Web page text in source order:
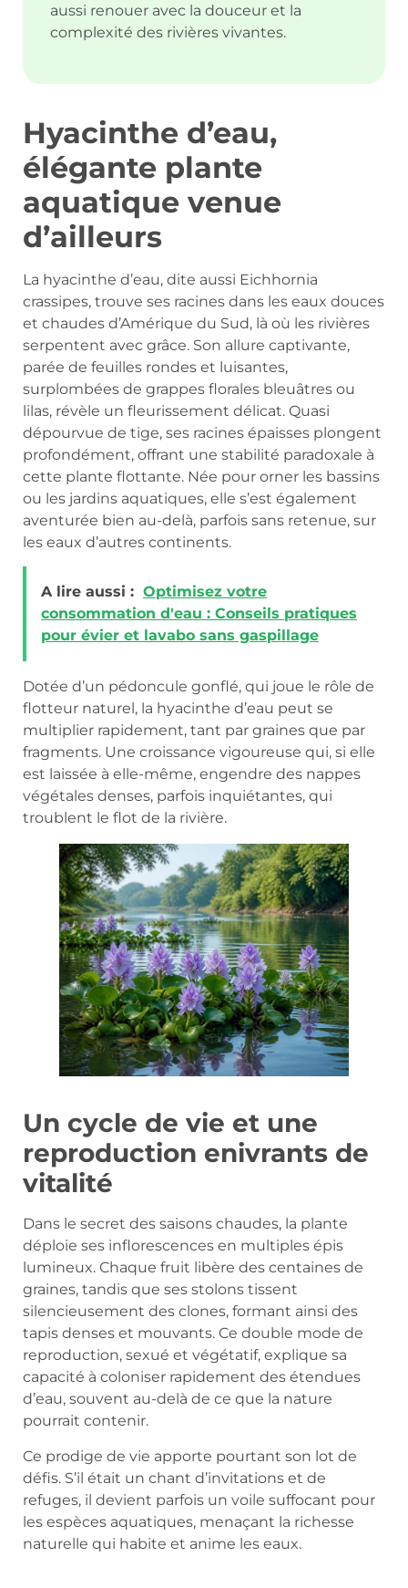
aussi renouer avec la douceur et la
complexité des rivières vivantes.
Hyacinthe d’eau,
élégante plante
aquatique venue
d’ailleurs
La hyacinthe d’eau, dite aussi Eichhornia
crassipes, trouve ses racines dans les eaux douces
et chaudes d’Amérique du Sud, là où les rivières
serpentent avec grâce. Son allure captivante,
parée de feuilles rondes et luisantes,
surplombées de grappes florales bleuâtres ou
lilas, révèle un fleurissement délicat. Quasi
dépourvue de tige, ses racines épaisses plongent
profondément, offrant une stabilité paradoxale à
cette plante flottante. Née pour orner les bassins
ou les jardins aquatiques, elle s’est également
aventurée bien au-delà, parfois sans retenue, sur
les eaux d’autres continents.
A lire aussi : Optimisez votre
consommation d'eau : Conseils pratiques
pour évier et lavabo sans gaspillage
Dotée d’un pédoncule gonflé, qui joue le rôle de
flotteur naturel, la hyacinthe d’eau peut se
multiplier rapidement, tant par graines que par
fragments. Une croissance vigoureuse qui, si elle
est laissée à elle-même, engendre des nappes
végétales denses, parfois inquiétantes, qui
troublent le flot de la rivière.
Un cycle de vie et une
reproduction enivrants de
vitalité
Dans le secret des saisons chaudes, la plante
déploie ses inflorescences en multiples épis
lumineux. Chaque fruit libère des centaines de
graines, tandis que ses stolons tissent
silencieusement des clones, formant ainsi des
tapis denses et mouvants. Ce double mode de
reproduction, sexué et végétatif, explique sa
capacité à coloniser rapidement des étendues
d’eau, souvent au-delà de ce que la nature
pourrait contenir.
Ce prodige de vie apporte pourtant son lot de
défis. S’il était un chant d’invitations et de
refuges, il devient parfois un voile suffocant pour
les espèces aquatiques, menaçant la richesse
naturelle qui habite et anime les eaux.